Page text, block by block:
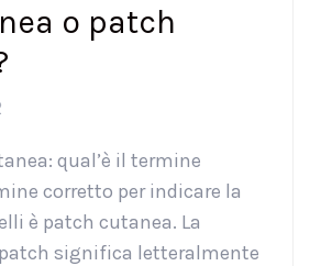
o patch
qual’è il termine
corretto per indicare la
è patch cutanea. La
significa letteralmente